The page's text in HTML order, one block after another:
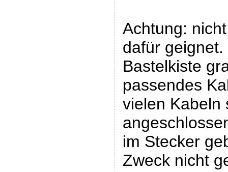
Achtung:
dafür
Bastelkiste
passendes
vielen Kabeln
im Stecker
Zweck nicht